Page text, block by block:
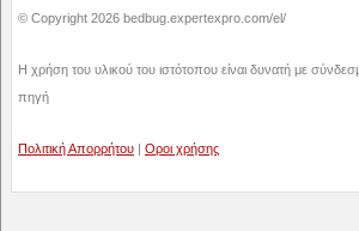
© Copyright 2026 bedbug.expertexpro.com/el/
Η χρήση του υλικού του ιστότοπου είναι δυνατή με
πηγή
Πολιτική Απορρήτου | Οροι χρήσης